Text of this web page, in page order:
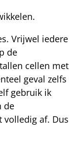
Vrijwel iedere
de
cellen met
geval zelfs
gebruik ik
de
volledig af. Dus